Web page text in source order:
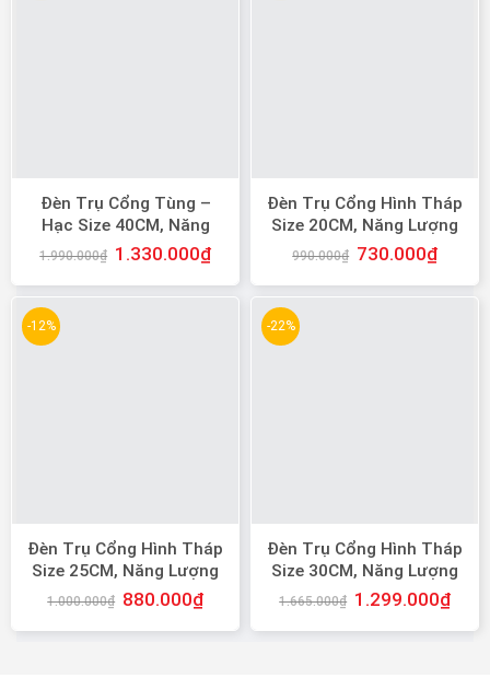
Đèn Trụ Cổng Tùng –
Hạc Size 40CM, Năng
Lượng Mặt Trời
1.990.000₫ 1.330.000₫
Đèn Trụ Cổng Hình Tháp
Size 20CM, Năng Lượng
Mặt Trời
990.000₫ 730.000₫
-12%
Đèn Trụ Cổng Hình Tháp
Size 25CM, Năng Lượng
Mặt Trời
1.000.000₫ 880.000₫
-22%
Đèn Trụ Cổng Hình Tháp
Size 30CM, Năng Lượng
Mặt Trời
1.665.000₫ 1.299.000₫